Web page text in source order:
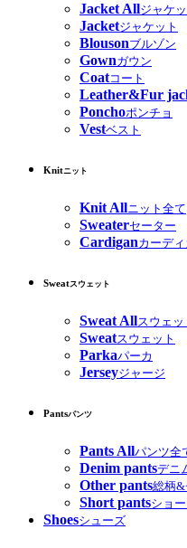
Jacket Allジャケ
Jacketジャケット
Blousonブルゾン
Gownガウン
Coatコート
Leather&Fur
Ponchoポンチョ
Vestベスト
Knitニット
Knit Allニット全て
Sweaterセーター
Cardiganカーデ
Sweatスウェット
Sweat Allスウェッ
Sweatスウェット
Parkaパーカ
Jerseyジャージ
Pantsパンツ
Pants Allパンツ全
Denim pantsデニ
Other pants総柄&
Short pantsショ
Shoesシューズ